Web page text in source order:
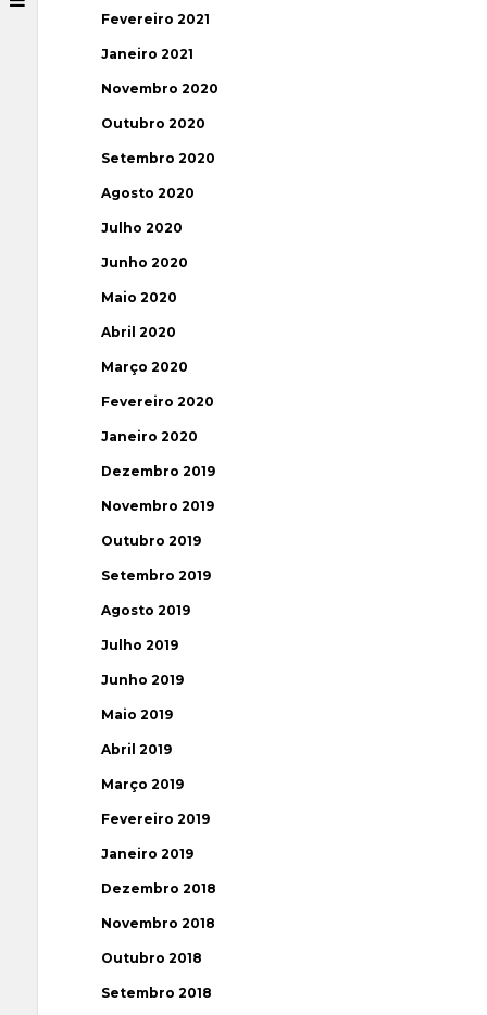
Fevereiro 2021
Janeiro 2021
Novembro 2020
Outubro 2020
Setembro 2020
Agosto 2020
Julho 2020
Junho 2020
Maio 2020
Abril 2020
Março 2020
Fevereiro 2020
Janeiro 2020
Dezembro 2019
Novembro 2019
Outubro 2019
Setembro 2019
Agosto 2019
Julho 2019
Junho 2019
Maio 2019
Abril 2019
Março 2019
Fevereiro 2019
Janeiro 2019
Dezembro 2018
Novembro 2018
Outubro 2018
Setembro 2018